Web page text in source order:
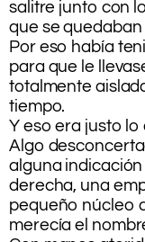
salitre junto con
que se
Por eso había
para que le
totalmente
tiempo.
Y eso era justo
Algo
alguna
derecha, una
pequeño núcleo
merecía el